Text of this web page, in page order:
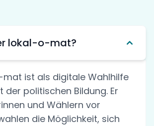
lokal-o-mat?
ist als digitale Wahlhilfe
der politischen Bildung. Er
und Wählern vor
die Möglichkeit, sich